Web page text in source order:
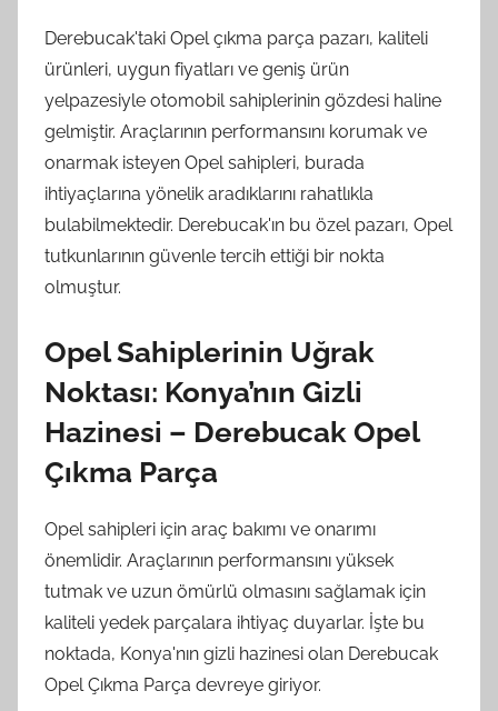
Derebucak'taki Opel çıkma parça pazarı, kaliteli
ürünleri, uygun fiyatları ve geniş ürün
yelpazesiyle otomobil sahiplerinin gözdesi haline
gelmiştir. Araçlarının performansını korumak ve
onarmak isteyen Opel sahipleri, burada
ihtiyaçlarına yönelik aradıklarını rahatlıkla
bulabilmektedir. Derebucak'ın bu özel pazarı, Opel
tutkunlarının güvenle tercih ettiği bir nokta
olmuştur.
Opel Sahiplerinin Uğrak
Noktası: Konya’nın Gizli
Hazinesi – Derebucak Opel
Çıkma Parça
Opel sahipleri için araç bakımı ve onarımı
önemlidir. Araçlarının performansını yüksek
tutmak ve uzun ömürlü olmasını sağlamak için
kaliteli yedek parçalara ihtiyaç duyarlar. İşte bu
noktada, Konya'nın gizli hazinesi olan Derebucak
Opel Çıkma Parça devreye giriyor.